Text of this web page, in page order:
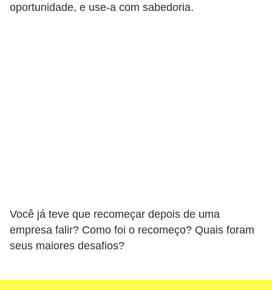
oportunidade, e use-a com sabedoria.
Você já teve que recomeçar depois de uma
empresa falir? Como foi o recomeço? Quais foram
seus maiores desafios?